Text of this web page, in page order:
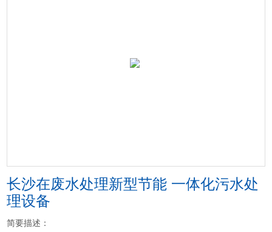
长沙在废水处理新型节能 一体化污水处
理设备
简要描述：